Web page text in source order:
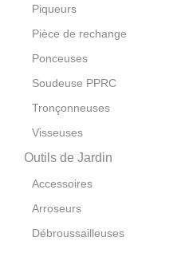
Piqueurs
Pièce de rechange
Ponceuses
Soudeuse PPRC
Tronçonneuses
Visseuses
Outils de Jardin
Accessoires
Arroseurs
Débroussailleuses